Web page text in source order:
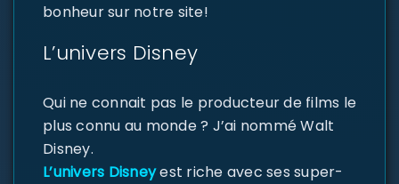
bonheur sur notre site!
L’univers Disney
Qui ne connait pas le producteur de films le
plus connu au monde ? J’ai nommé Walt
Disney.
L’univers Disneyest riche avec ses super-